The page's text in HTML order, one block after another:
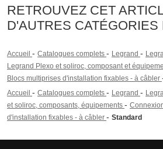
RETROUVEZ CET
D'AUTRES
Accueil - Catalogues complets - Legrand -
Legrand Plexo et soliroc, composant et
Blocs multiprises d'installation fixables - à câbler
Accueil - Catalogues complets - Legrand -
et soliroc, composants, équipements -
d'installation fixables - à câbler - Standard